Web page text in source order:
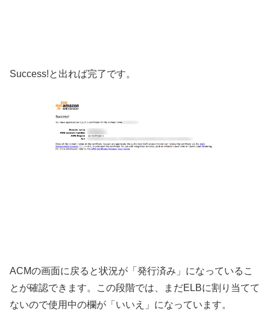
Success!と出れば完了です。
ACMの画面に戻ると状況が「発行済み」になっているこ
とが確認できます。この段階では、まだELBに割り当てて
ないので使用中の欄が「いいえ」になっています。